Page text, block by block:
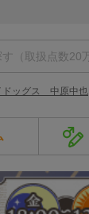
ドッグス 中原中也